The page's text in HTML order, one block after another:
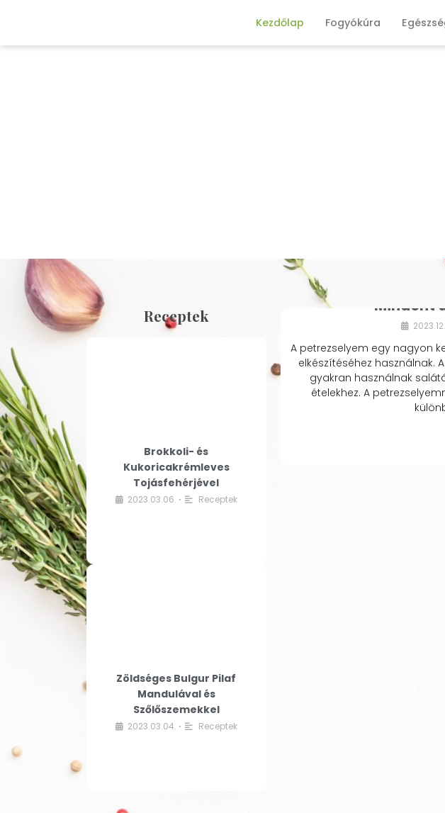
Kezdőlap Fogyókúra
Receptek
Brokkoli- és
Kukoricakrémleves
Tojásfehérjével
2023.03.06. • Receptek
Zöldséges Bulgur Pilaf
Mandulával és
Szőlőszemekkel
2023.03.04. • Receptek
Mindent
A petrezselyem egy nagyon
elkészítéséhez használnak.
gyakran használnak
ételekhez. A